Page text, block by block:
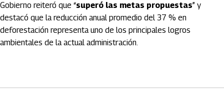
Gobierno reiteró que “superó las metas propuestas” y
destacó que la reducción anual promedio del 37 % en
deforestación representa uno de los principales logros
ambientales de la actual administración.